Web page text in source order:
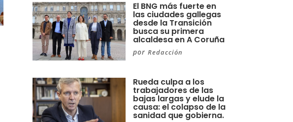
El BNG más fuerte en
las ciudades gallegas
desde la Transición
busca su primera
alcaldesa en A Coruña
porRedacción
Rueda culpa a los
trabajadores de las
bajas largas y elude la
causa: el colapso de la
sanidad que gobierna.